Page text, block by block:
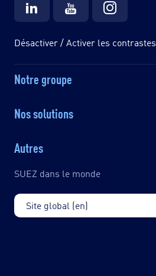
Désactiver / Activer les contrastes
Notre groupe
Nos solutions
Autres
SUEZ dans le monde